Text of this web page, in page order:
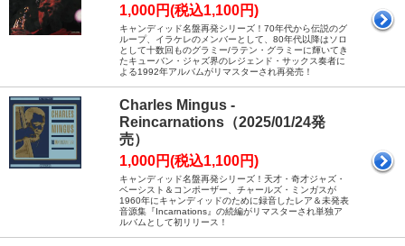
1,000円(税込1,100円)
キャンディッド名盤再発シリーズ！70年代から伝説のグ
ループ、イラケレのメンバーとして、80年代以降はソロ
として十数回ものグラミー/ラテン・グラミーに輝いてき
たキューバン・ジャズ界のレジェンド・サックス奏者に
よる1992年アルバムがリマスターされ再発売！
Charles Mingus -
Reincarnations（2025/01/24発
売）
1,000円(税込1,100円)
キャンディッド名盤再発シリーズ！天才・奇才ジャズ・
ベーシスト＆コンポーザー、チャールズ・ミンガスが
1960年にキャンディッドのために録音したレア＆未発表
音源集『Incarnations』の続編がリマスターされ単独ア
ルバムとして初リリース！